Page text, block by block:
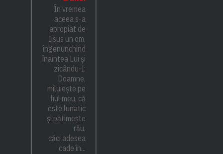
În vremea
aceea s-a
apropiat de
Iisus un om,
îngenunchind
înaintea Lui și
zicându-I:
Doamne,
miluiește pe
fiul meu, că
este lunatic
și pătimește
rău,
căci adesea
cade în...